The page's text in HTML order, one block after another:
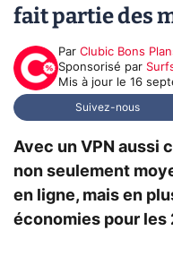
fait partie des
Par Clubic Bons
sponsorisé par
Mis à jour le 16
Suivez-nous
Avec un VPN aussi
non seulement
en ligne, mais en
économies pour les